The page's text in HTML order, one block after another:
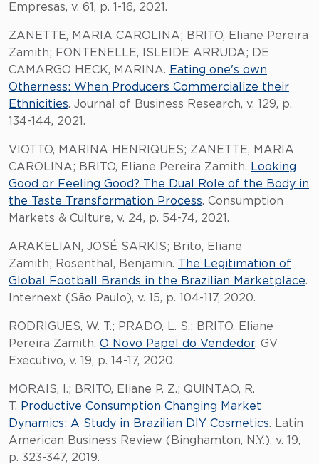
Empresas, v. 61, p. 1-16, 2021.
ZANETTE, MARIA CAROLINA; BRITO, Eliane Pereira
Zamith; FONTENELLE, ISLEIDE ARRUDA; DE
CAMARGO HECK, MARINA. Eating one's own
Otherness: When Producers Commercialize their
Ethnicities. Journal of Business Research, v. 129, p.
134-144, 2021.
VIOTTO, MARINA HENRIQUES; ZANETTE, MARIA
CAROLINA; BRITO, Eliane Pereira Zamith. Looking
Good or Feeling Good? The Dual Role of the Body in
the Taste Transformation Process. Consumption
Markets & Culture, v. 24, p. 54-74, 2021.
ARAKELIAN, JOSÉ SARKIS; Brito, Eliane
Zamith; Rosenthal, Benjamin. The Legitimation of
Global Football Brands in the Brazilian Marketplace.
Internext (São Paulo), v. 15, p. 104-117, 2020.
RODRIGUES, W. T.; PRADO, L. S.; BRITO, Eliane
Pereira Zamith. O Novo Papel do Vendedor. GV
Executivo, v. 19, p. 14-17, 2020.
MORAIS, I.; BRITO, Eliane P. Z.; QUINTAO, R.
T. Productive Consumption Changing Market
Dynamics: A Study in Brazilian DIY Cosmetics. Latin
American Business Review (Binghamton, N.Y.), v. 19,
p. 323-347, 2019.